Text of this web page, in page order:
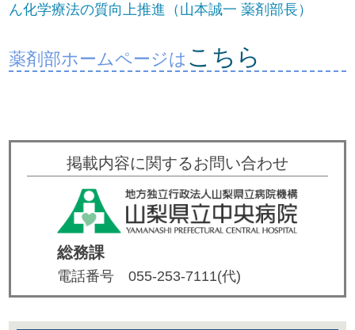
ん化学療法の質向上推進（山本誠一 薬剤部長）
薬剤部ホームページは こちら
掲載内容に関するお問い合わせ
総務課
電話番号 055-253-7111(代)